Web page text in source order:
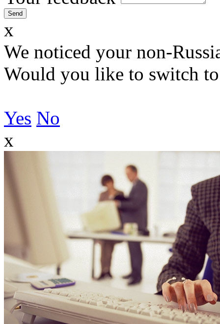
x
We noticed your non-
Would you like to switch
Yes No
x